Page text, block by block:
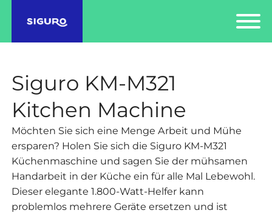
Siguro KM-M321
Kitchen Machine
Möchten Sie sich eine Menge Arbeit und Mühe
ersparen? Holen Sie sich die Siguro KM-M321
Küchenmaschine und sagen Sie der mühsamen
Handarbeit in der Küche ein für alle Mal Lebewohl.
Dieser elegante 1.800-Watt-Helfer kann
problemlos mehrere Geräte ersetzen und ist